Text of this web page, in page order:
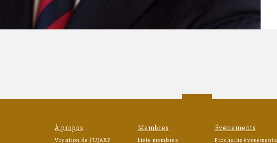
À propos
Vocation de l’UJARF
Membres
Liste membres
Événements
Prochains événements